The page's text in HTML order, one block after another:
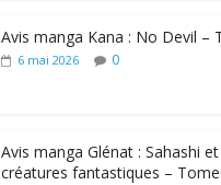
Avis manga Kana : No Devil –
6 mai 2026 0
Avis manga Glénat : Sahashi
créatures fantastiques –